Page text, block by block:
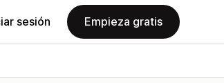
sesión Empieza gratis